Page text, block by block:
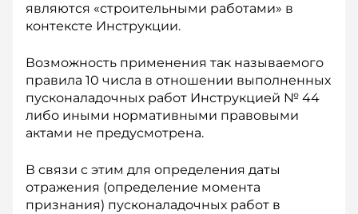
являются «строительными работами» в
контексте Инструкции.
Возможность применения так называемого
правила 10 числа в отношении выполненных
пусконаладочных работ Инструкцией № 44
либо иными нормативными правовыми
актами не предусмотрена.
В связи с этим для определения даты
отражения (определение момента
признания) пусконаладочных работ в